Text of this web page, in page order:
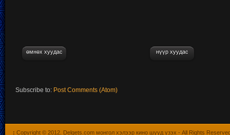
өмнөх хуудас нүүр хуудас
Subscribe to: Post Comments (Atom)
: Copyright © 2012. Delgets.com монгол хэлээр кино шууд үзэх - All Rights